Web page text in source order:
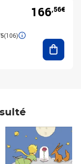
(106)
166,56€
7,50€